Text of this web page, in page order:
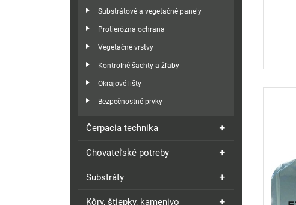
Substrátové a vegetačné panely
Protierózna ochrana
Vegetačné vrstvy
Kontrolné šachty a žľaby
Okrajové lišty
Bezpečnostné prvky
Čerpacia technika
Chovateľské potreby
Substráty
Kôry, štiepky, kamenivo